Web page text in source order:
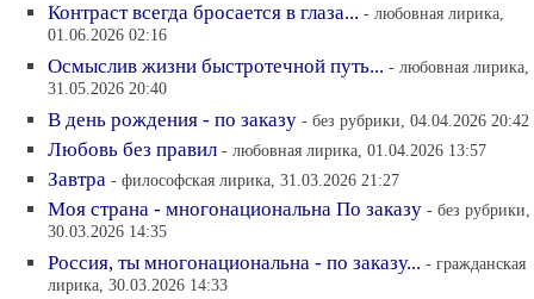
Контраст всегда бросается в глаза... - любовная лирика,
01.06.2026 02:16
Осмыслив жизни быстротечной путь... - любовная лирика,
31.05.2026 20:40
В день рождения - по заказу - без рубрики, 04.04.2026 20:42
Любовь без правил - любовная лирика, 01.04.2026 13:57
Завтра - философская лирика, 31.03.2026 21:27
Моя страна - многонациональна По заказу - без рубрики,
30.03.2026 14:35
Россия, ты многонациональна - по заказу... - гражданская
лирика, 30.03.2026 14:33